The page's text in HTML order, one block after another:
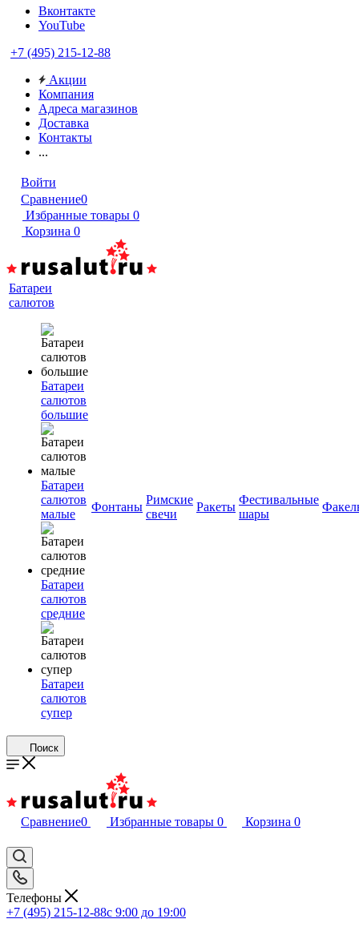
Вконтакте
YouTube
+7 (495) 215-12-88
Акции
Компания
Адреса магазинов
Доставка
Контакты
...
Войти
Сравнение0
Избранные товары 0
Корзина 0
Батареи
салютов
Батареи
салютов
большие
Батареи
салютов
малые
Батареи
салютов
средние
Батареи
салютов
супер
Фонтаны
Римские
свечи
Ракеты
Фестивальные
шары
Поиск
Сравнение0 Избранные товары 0 Корзина 0
Телефоны
+7 (495) 215-12-88c 9:00 до 19:00